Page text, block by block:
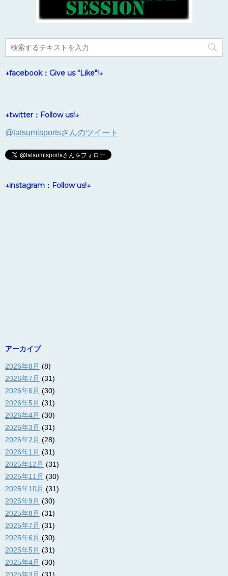
↓facebook：Give us "Like"!↓
↓twitter：Follow us!↓
@tatsumisportsさんのツイート
↓instagram：Follow us!↓
アーカイブ
2026年8月 (8)
2026年7月 (31)
2026年6月 (30)
2026年5月 (31)
2026年4月 (30)
2026年3月 (31)
2026年2月 (28)
2026年1月 (31)
2025年12月 (31)
2025年11月 (30)
2025年10月 (31)
2025年9月 (30)
2025年8月 (31)
2025年7月 (31)
2025年6月 (30)
2025年5月 (31)
2025年4月 (30)